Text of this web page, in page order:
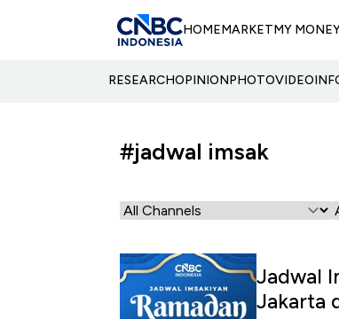
HOMEMARKETMY
RESEARCHOPINIONPHOTOVIDEO
#jadwal imsak
Jadwal
Jakarta